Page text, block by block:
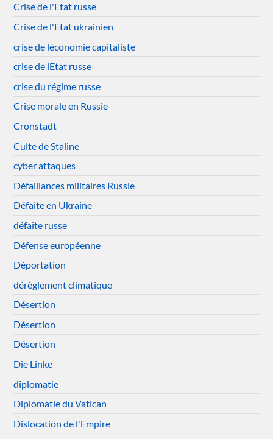
Crise de l'Etat russe
Crise de l'Etat ukrainien
crise de léconomie capitaliste
crise de lEtat russe
crise du régime russe
Crise morale en Russie
Cronstadt
Culte de Staline
cyber attaques
Défaillances militaires Russie
Défaite en Ukraine
défaite russe
Défense européenne
Déportation
dérèglement climatique
Désertion
Désertion
Désertion
Die Linke
diplomatie
Diplomatie du Vatican
Dislocation de l'Empire